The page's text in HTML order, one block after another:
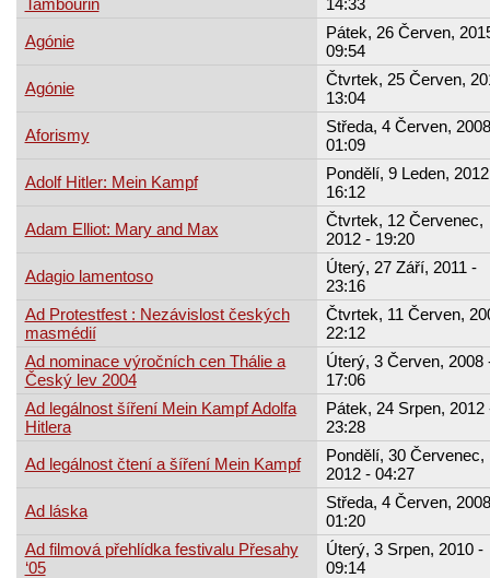
Agónie
Pátek, 26 Červen,
09:54
Agónie
Čtvrtek, 25 Červen,
13:04
Aforismy
Středa, 4 Červen,
01:09
Adolf Hitler: Mein Kampf
Pondělí, 9 Leden,
16:12
Adam Elliot: Mary and Max
Čtvrtek, 12 Červenec,
2012 - 19:20
Adagio lamentoso
Úterý, 27 Září, 2011 -
23:16
Ad Protestfest : Nezávislost českých
masmédií
Čtvrtek, 11 Červen,
22:12
Ad nominace výročních cen Thálie a
Český lev 2004
Úterý, 3 Červen, 2008
17:06
Ad legálnost šíření Mein Kampf Adolfa
Hitlera
Pátek, 24 Srpen, 2012
23:28
Ad legálnost čtení a šíření Mein Kampf
Pondělí, 30 Červenec,
2012 - 04:27
Ad láska
Středa, 4 Červen,
01:20
Ad filmová přehlídka festivalu Přesahy
‘05
Úterý, 3 Srpen, 2010 -
09:14